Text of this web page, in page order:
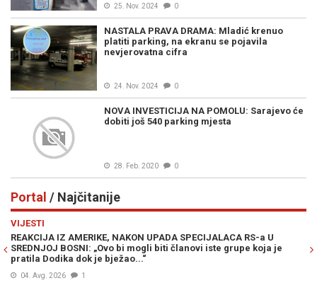
25. Nov. 2024 0
NASTALA PRAVA DRAMA: Mladić krenuo
platiti parking, na ekranu se pojavila
nevjerovatna cifra
24. Nov. 2024 0
NOVA INVESTICIJA NA POMOLU: Sarajevo će
dobiti još 540 parking mjesta
28. Feb. 2020 0
Portal / Najčitanije
VIJESTI
REAKCIJA IZ AMERIKE, NAKON UPADA SPECIJALACA RS-a U
SREDNJOJ BOSNI: „Ovo bi mogli biti članovi iste grupe koja je
pratila Dodika dok je bježao...“
04. Avg. 2026 1